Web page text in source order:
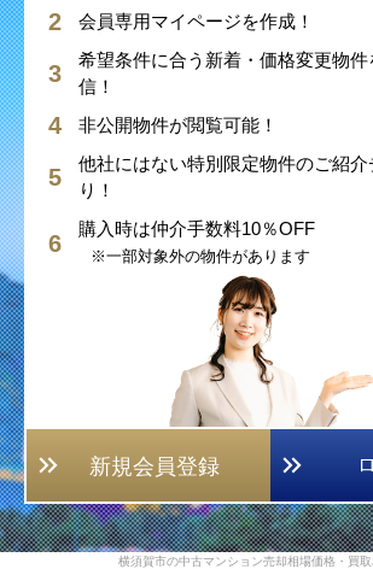
会員専用マイページを作成！
希望条件に合う新着・価格変更物
信！
非公開物件が閲覧可能！
他社にはない特別限定物件のご紹介
り！
購入時は仲介手数料10％OFF
※一部対象外の物件があります
新規会員登録
横須賀市の中古マンション売却相場価格・買